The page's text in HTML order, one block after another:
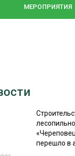
МЕРОПРИЯТИЯ
перешло в